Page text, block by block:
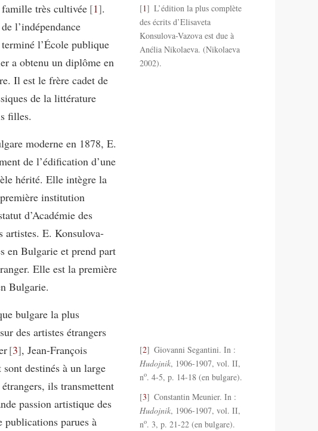
très cultivée 1 .
l’indépendance
l’École publique
a obtenu un diplôme en
Il est le frère cadet de
de la littérature
filles.
moderne en 1878, E.
de l’édification d’une
hérité. Elle intègre la
institution
d’Académie des
artistes. E. Konsulova-
en Bulgarie et prend part
Elle est la première
Bulgarie.
bulgare la plus
des artistes étrangers
3 , Jean-François
destinés à un large
ils transmettent
passion artistique des
publications parues à
1
L’édition la plus complète
des écrits d’Elisaveta
Konsulova-Vazova est due à
Anélia Nikolaeva. (Nikolaeva
2002).
2
Giovanni Segantini. In :
Hudojnik, 1906-1907, vol. II,
no. 4-5, p. 14-18 (en bulgare).
3
Constantin Meunier. In :
Hudojnik, 1906-1907, vol. II,
no. 3, p. 21-22 (en bulgare).